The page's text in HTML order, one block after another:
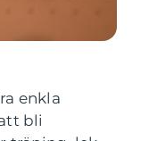
enkla
bli